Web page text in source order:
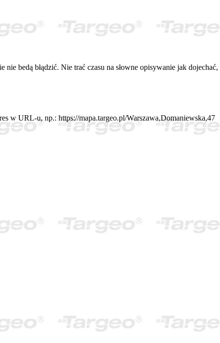
bedą błądzić. Nie trać czasu na słowne opisywanie jak dojechać,
w URL-u, np.: https://mapa.targeo.pl/Warszawa,Domaniewska,47